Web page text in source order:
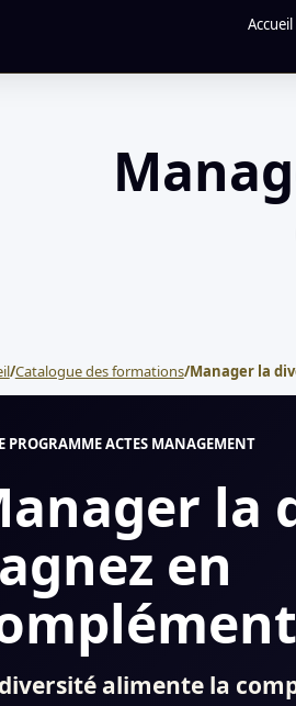
Accueil
/Catalogue des formations/Manager la
PROGRAMME ACTES MANAGEMENT
la
en
alimente la